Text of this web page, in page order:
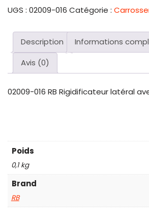
UGS : 02009-016 Catégorie :
Description
Informations
Avis (0)
02009-016 RB Rigidificateur latéral
Poids
0,1 kg
Brand
RB